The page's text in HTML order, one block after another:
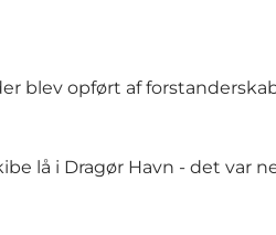
opført af
lå i Dragør Havn - det var